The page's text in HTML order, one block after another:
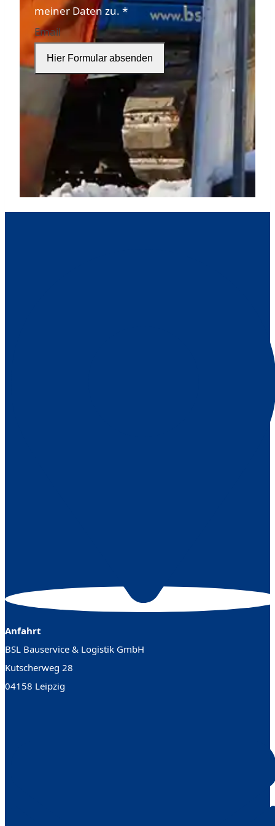
mehr
Informationen
zur
Datenschutzerklärung
meiner Daten zu. *
Email
Hier Formular absenden
Anfahrt
BSL Bauservice & Logistik GmbH
Kutscherweg 28
04158 Leipzig